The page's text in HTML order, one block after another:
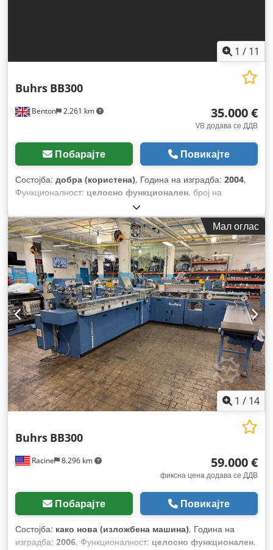
1 / 11
Benton 2.261 km
Buhrs BB300
35.000 €
VB додава се ДДВ
Побарајте Повикајте
Состојба: добра (користена), Година на изградба: 2004,
Функционалност: целосно функционален, број на
Мал оглас
1 / 14
Racine 8.296 km
Buhrs BB300
59.000 €
фиксна цена додава се ДДВ
Побарајте Повикајте
Состојба: како нова (изложбена машина), Година на
изградба: 2006, Функционалност: целосно функционален,